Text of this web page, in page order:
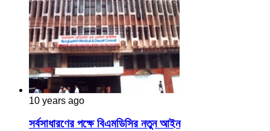
10 years ago
সর্বসাধারণের পক্ষে বিএমডিসির নতুন আইন